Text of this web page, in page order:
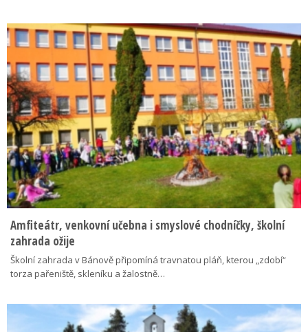
Amfiteátr, venkovní učebna i smyslové chodníčky, školní
zahrada ožije
Školní zahrada v Bánově připomíná travnatou pláň, kterou „zdobí“
torza pařeniště, skleníku a žalostně…